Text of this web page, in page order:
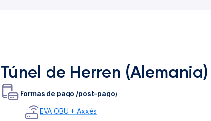
Túnel de Herren (Alemania)
Formas de pago /post-pago/
EVA OBU + Axxés